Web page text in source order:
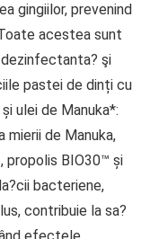
gingiilor, prevenind
acestea sunt
şi
pastei de dinți cu
ulei de Manuka*:
de Manuka,
propolis BIO30™ și
bacteriene,
contribuie la sa?